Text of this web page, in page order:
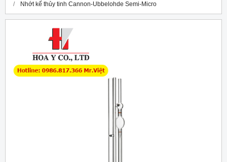
Nhớt kế thủy tinh Cannon-Ubbelohde Semi-Micro